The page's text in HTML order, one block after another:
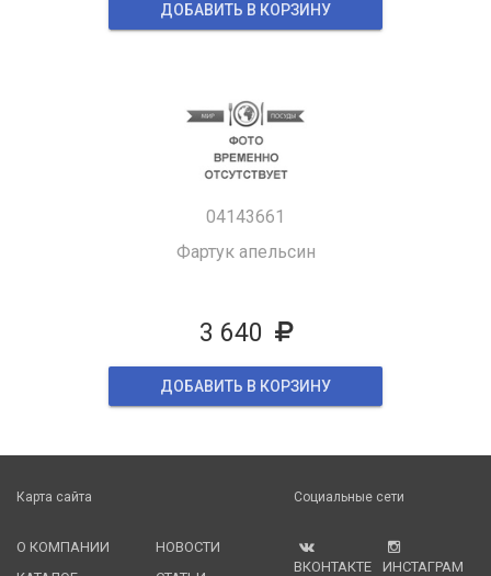
ДОБАВИТЬ В КОРЗИНУ
04143661
Фартук апельсин
3 640
ДОБАВИТЬ В КОРЗИНУ
Карта сайта
О КОМПАНИИ
НОВОСТИ
Социальные сети
ВКОНТАКТЕ ИНСТАГРАМ